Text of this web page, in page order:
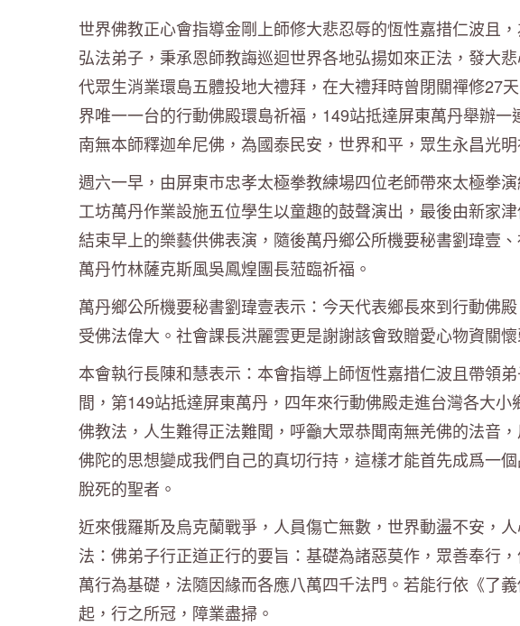
世界佛教正心會指導金剛上師修大悲忍辱的恆性嘉措仁波且
弘法弟子，秉承恩師教誨巡迴世界各地弘揚如來正法，發大
代眾生消業環島五體投地大禮拜，在大禮拜時曾閉關禪修27
界唯一一台的行動佛殿環島祈福，149站抵達屏東萬丹舉辦
南無本師釋迦牟尼佛，為國泰民安，世界和平，眾生永昌光
週六一早，由屏東市忠孝太極拳教練場四位老師帶來太極拳
工坊萬丹作業設施五位學生以童趣的鼓聲演出，最後由新家
結束早上的樂藝供佛表演，隨後萬丹鄉公所機要秘書劉瑋壹
萬丹竹林薩克斯風吳鳳煌團長蒞臨祈福。
萬丹鄉公所機要秘書劉瑋壹表示：今天代表鄉長來到行動佛
受佛法偉大。社會課長洪麗雲更是謝謝該會致贈愛心物資關
本會執行長陳和慧表示：本會指導上師恆性嘉措仁波且帶領
間，第149站抵達屏東萬丹，四年來行動佛殿走進台灣各大
佛教法，人生難得正法難聞，呼籲大眾恭聞南無羌佛的法音
佛陀的思想變成我們自己的真切行持，這樣才能首先成爲一
脫死的聖者。
近來俄羅斯及烏克蘭戰爭，人員傷亡無數，世界動盪不安，
法：佛弟子行正道正行的要旨：基礎為諸惡莫作，眾善奉行
萬行為基礎，法隨因緣而各應八萬四千法門。若能行依《了
起，行之所冠，障業盡掃。